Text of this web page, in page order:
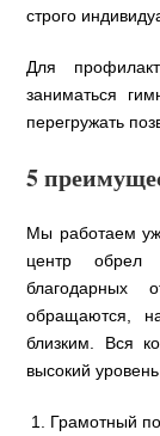
строго
Для
заниматься
перегружать
5
Мы работаем
центр обрел
благодарных
обращаются,
близким. Вся
высокий
Грамотный